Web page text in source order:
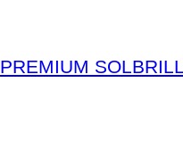
PREMIUM